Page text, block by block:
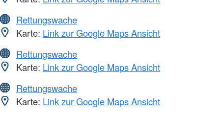
Rettungswache
Karte: Link zur Google Maps Ansicht
Rettungswache
Karte: Link zur Google Maps Ansicht
Rettungswache
Karte: Link zur Google Maps Ansicht